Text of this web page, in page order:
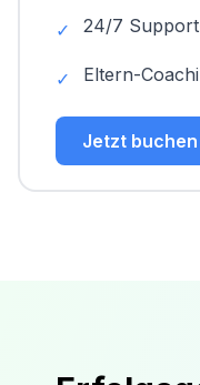
✓ 24/7
✓ Eltern-
Jetzt buchen